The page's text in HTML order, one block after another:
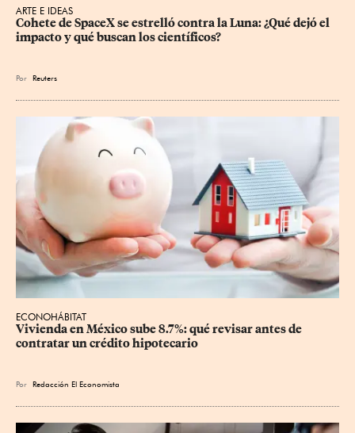
ARTE E IDEAS
Cohete de SpaceX se estrelló contra la Luna: ¿Qué dejó el
impacto y qué buscan los científicos?
Por Reuters
ECONOHÁBITAT
Vivienda en México sube 8.7%: qué revisar antes de
contratar un crédito hipotecario
Por Redacción El Economista